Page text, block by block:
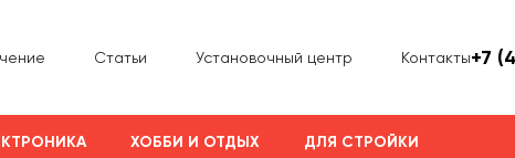
Статьи Установочный центр Контакты+7
ХОББИ И ОТДЫХ ДЛЯ СТРОЙКИ